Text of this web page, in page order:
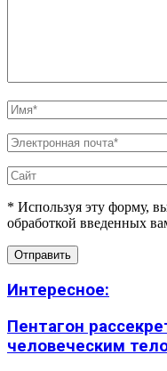
* Используя эту форму,
обработкой введенных
Интересное:
Пентагон
человеческим